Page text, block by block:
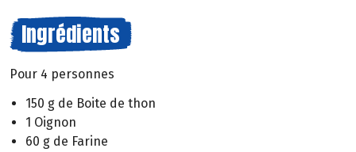
Ingrédients
Pour 4 personnes
150 g de Boite de thon
1 Oignon
60 g de Farine